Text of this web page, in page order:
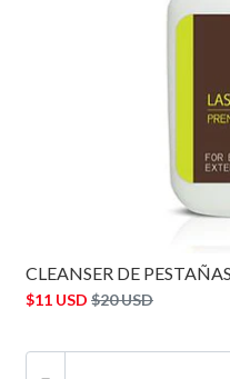
CLEANSER DE
$11 USD $20 USD